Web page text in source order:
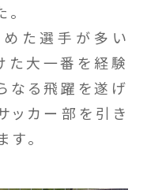
た選手が多い
た大一番を経験
なる飛躍を遂げ
ッカー部を引き
。